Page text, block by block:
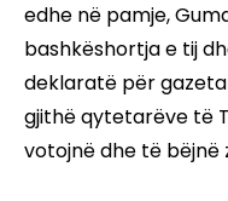
edhe në pamje,
bashkëshortja e tij
deklaratë për
gjithë qytetarëve të
votojnë dhe të bëjnë